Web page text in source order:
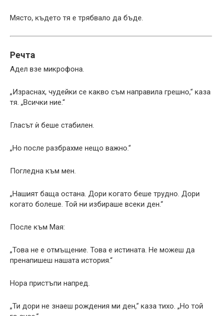
Място, където тя е трябвало да бъде.
Речта
Адел взе микрофона.
„Израснах, чудейки се какво съм направила грешно,“ каза
тя. „Всички ние.“
Гласът ѝ беше стабилен.
„Но после разбрахме нещо важно.“
Погледна към мен.
„Нашият баща остана. Дори когато беше трудно. Дори
когато болеше. Той ни избираше всеки ден.“
После към Мая:
„Това не е отмъщение. Това е истината. Не можеш да
пренапишеш нашата история.“
Нора пристъпи напред.
„Ти дори не знаеш рождения ми ден,“ каза тихо. „Но той